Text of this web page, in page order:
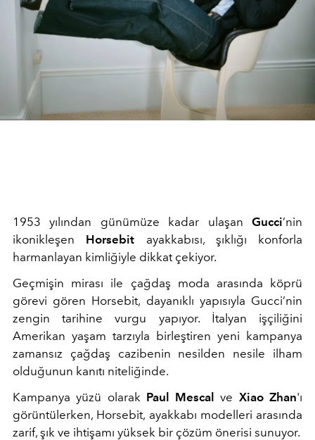
1953 yılından günümüze kadar ulaşan Gucci’nin
ikonikleşen Horsebit ayakkabısı, şıklığı konforla
harmanlayan kimliğiyle dikkat çekiyor.
Geçmişin mirası ile çağdaş moda arasında köprü
görevi gören Horsebit, dayanıklı yapısıyla Gucci’nin
zengin tarihine vurgu yapıyor. İtalyan işçiliğini
Amerikan yaşam tarzıyla birleştiren yeni kampanya
zamansız çağdaş cazibenin nesilden nesile ilham
olduğunun kanıtı niteliğinde.
Kampanya yüzü olarak Paul Mescal ve Xiao Zhan'ı
görüntülerken, Horsebit, ayakkabı modelleri arasında
zarif, şık ve ihtişamı yüksek bir çözüm önerisi sunuyor.